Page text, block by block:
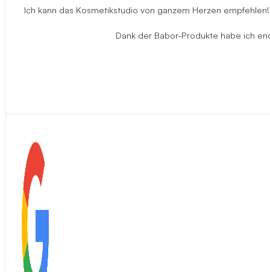
Ich kann das Kosmetikstudio von ganzem Herzen
Dank der Babor-Produkte habe ich